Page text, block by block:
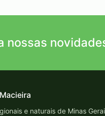
nossas
e naturais de Minas